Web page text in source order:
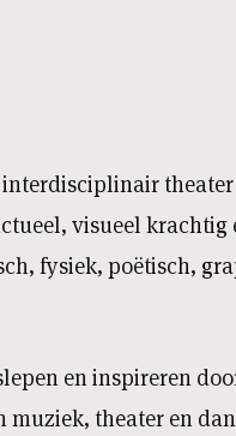
visueel krachtig
fysiek, poëtisch,
en inspireren
muziek, theater en